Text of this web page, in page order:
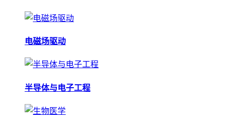
电磁场驱动
半导体与电子工程